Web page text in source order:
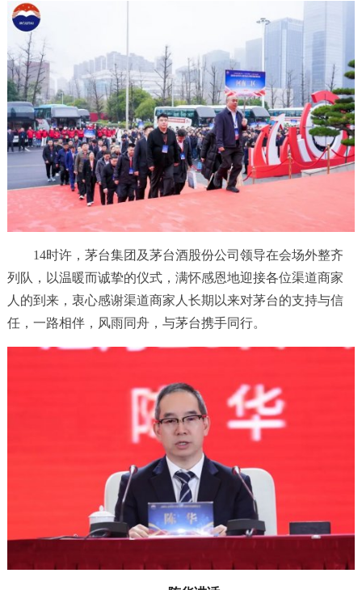
14时许，茅台集团及茅台酒股份公司领导在会场外整齐
列队，以温暖而诚挚的仪式，满怀感恩地迎接各位渠道商家
人的到来，衷心感谢渠道商家人长期以来对茅台的支持与信
任，一路相伴，风雨同舟，与茅台携手同行。